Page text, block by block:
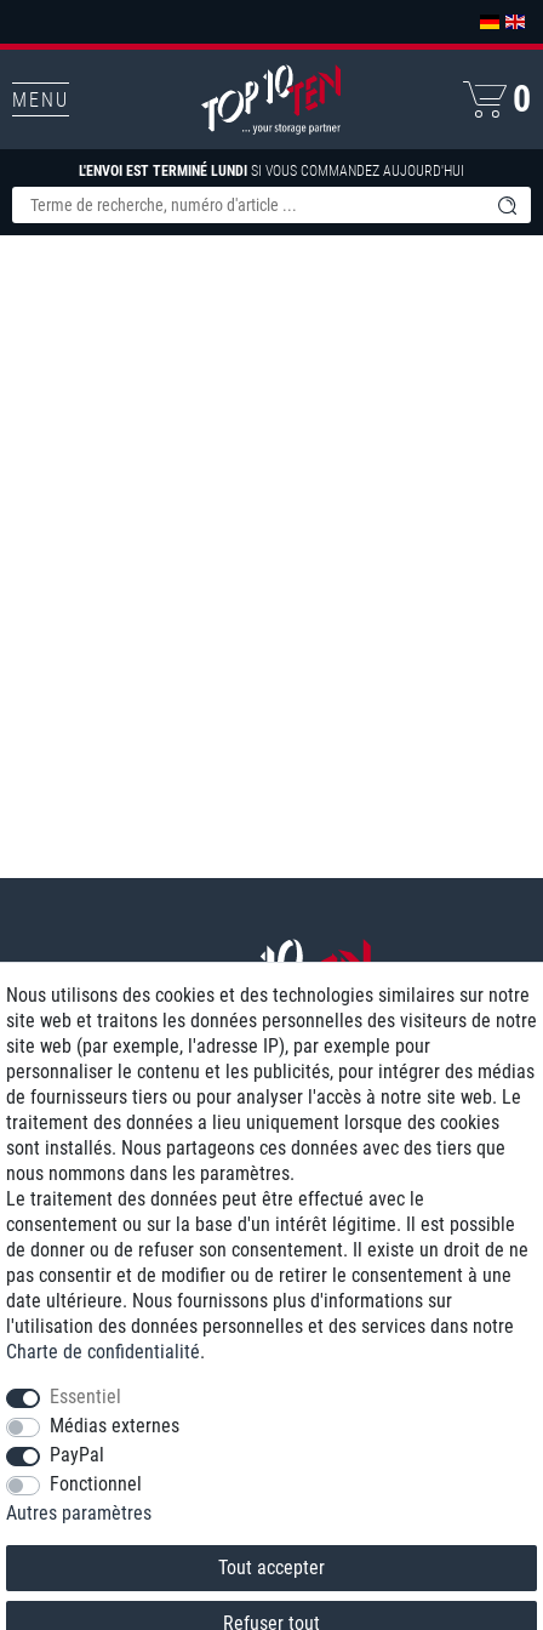
MENU
L'ENVOI EST TERMINÉ LUNDI SI VOUS COMMANDEZ AUJOURD'HUI
0
Livraison J+1
Frais d'expédition réduits
Reconditionnée avec garantie
+33 1 70 99 07 94 *
* Vous pouvez nous joindre aux tarifs locaux du lundi au vendredi de 9h à 18h.
Nous utilisons des cookies et des technologies similaires sur notre
site web et traitons les données personnelles des visiteurs de notre
site web (par exemple, l'adresse IP), par exemple pour
personnaliser le contenu et les publicités, pour intégrer des médias
de fournisseurs tiers ou pour analyser l'accès à notre site web. Le
traitement des données a lieu uniquement lorsque des cookies
sont installés. Nous partageons ces données avec des tiers que
nous nommons dans les paramètres.
Le traitement des données peut être effectué avec le
consentement ou sur la base d'un intérêt légitime. Il est possible
de donner ou de refuser son consentement. Il existe un droit de ne
pas consentir et de modifier ou de retirer le consentement à une
date ultérieure. Nous fournissons plus d'informations sur
l'utilisation des données personnelles et des services dans notre
Charte de confidentialité.
Essentiel
Médias externes
PayPal
Fonctionnel
Autres paramètres
Tout accepter
Refuser tout